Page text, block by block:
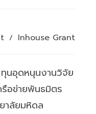
/ Inhouse Grant
ทุนอุดหนุนงานวิจัย
รือข่ายพันธมิตร
าลัยมหิดล